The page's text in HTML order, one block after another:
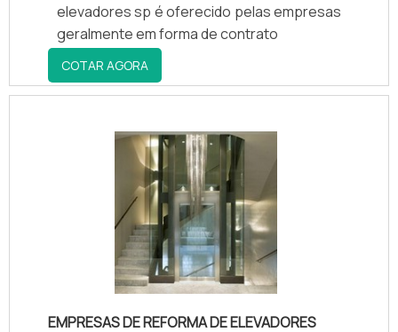
elevadores sp é oferecido pelas empresas
geralmente em forma de contrato
COTAR AGORA
EMPRESAS DE REFORMA DE ELEVADORES